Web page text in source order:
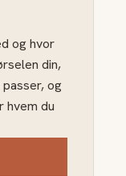
og hvor
din,
og
hvem du